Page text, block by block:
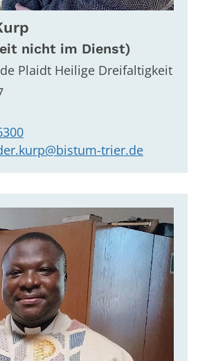
nicht im Dienst)
Plaidt Heilige Dreifaltigkeit
trier.de